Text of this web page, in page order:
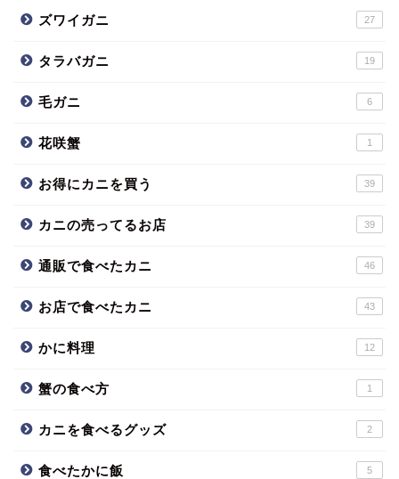
ズワイガニ 27
タラバガニ 19
毛ガニ 6
花咲蟹 1
お得にカニを買う 39
カニの売ってるお店 39
通販で食べたカニ 46
お店で食べたカニ 43
かに料理 12
蟹の食べ方 1
カニを食べるグッズ 2
食べたかに飯 5